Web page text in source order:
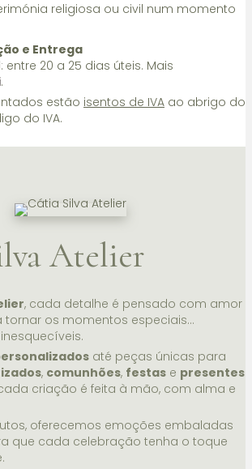
religiosa ou civil num momento
e Entrega
20 a 25 dias úteis. Mais
.
estão isentos de IVA ao abrigo do
do IVA.
Atelier
, cada detalhe é pensado com amor
os momentos especiais…
até peças únicas para
, comunhões, festas e presentes
criação é feita à mão, com alma e
oferecemos emoções embaladas
que cada celebração tenha o toque